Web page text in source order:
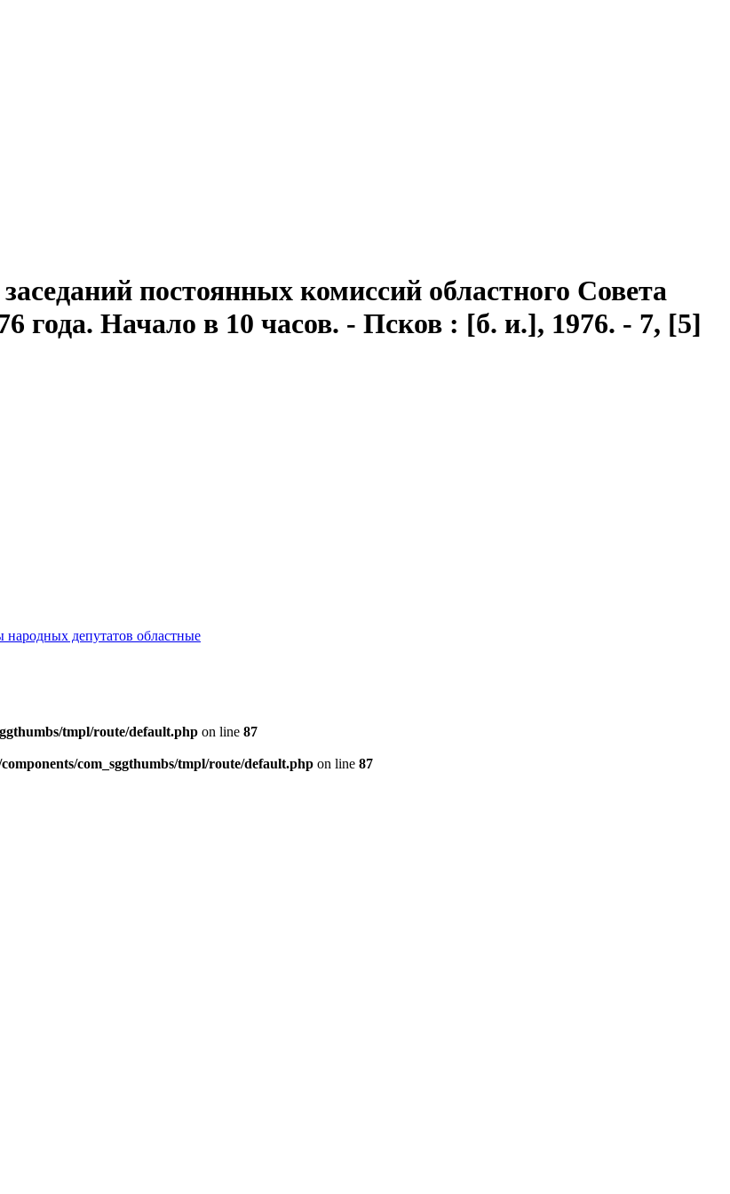
постоянных комиссий областного Совета
года. Начало в 10 часов. - Псков : [б. и.], 1976. - 7, [5]
народных депутатов областные
tmpl/route/default.php on line 87
com_sggthumbs/tmpl/route/default.php on line 87